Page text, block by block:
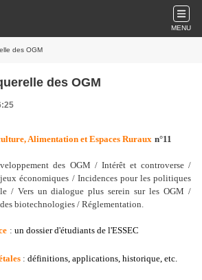
MENU
des OGM
des OGM
Alimentation et Espaces Ruraux n°11
des OGM / Intérêt et controverse /
économiques / Incidences pour les politiques
/ Vers un dialogue plus serein sur les OGM /
biotechnologies / Réglementation.
: un dossier d'étudiants de l'ESSEC
: définitions, applications, historique, etc.